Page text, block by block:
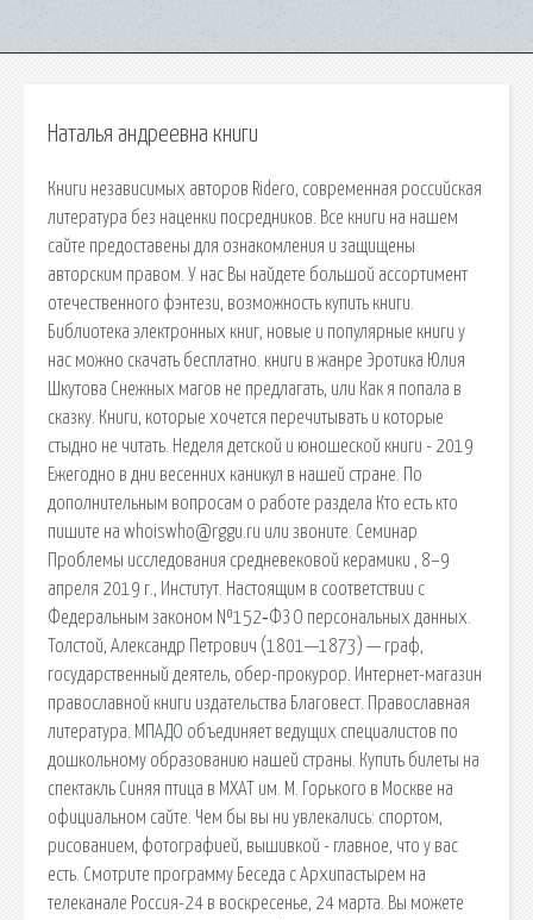
Наталья андреевна книги
Книги независимых авторов Ridero, современная российская
литература без наценки посредников. Все книги на нашем
сайте предоставены для ознакомления и защищены
авторским правом. У нас Вы найдете большой ассортимент
отечественного фэнтези, возможность купить книги.
Библиотека электронных книг, новые и популярные книги у
нас можно скачать бесплатно. книги в жанре Эротика Юлия
Шкутова Снежных магов не предлагать, или Как я попала в
сказку. Книги, которые хочется перечитывать и которые
стыдно не читать. Неделя детской и юношеской книги - 2019
Ежегодно в дни весенних каникул в нашей стране. По
дополнительным вопросам о работе раздела Кто есть кто
пишите на whoiswho@rggu.ru или звоните. Семинар
Проблемы исследования средневековой керамики , 8–9
апреля 2019 г., Институт. Настоящим в соответствии с
Федеральным законом №152‑ФЗ О персональных данных.
Толстой, Александр Петрович (1801—1873) — граф,
государственный деятель, обер-прокурор. Интернет-магазин
православной книги издательства Благовест. Православная
литература. МПАДО объединяет ведущих специалистов по
дошкольному образованию нашей страны. Купить билеты на
спектакль Синяя птица в МХАТ им. М. Горького в Москве на
официальном сайте. Чем бы вы ни увлекались: спортом,
рисованием, фотографией, вышивкой - главное, что у вас
есть. Смотрите программу Беседа с Архипастырем на
телеканале Россия-24 в воскресенье, 24 марта. Вы можете